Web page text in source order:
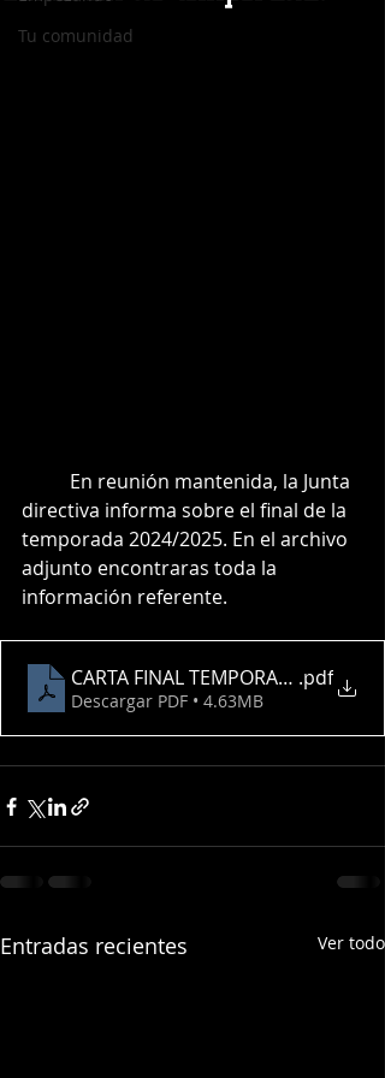
Tu comunidad
directiva informa sobre el final de la
temporada 2024/2025. En el archivo
adjunto encontraras toda la
información referente.
CARTA FINAL TEMPORADA.pdf
Descargar PDF • 4.63MB
Entradas recientes Ver todo